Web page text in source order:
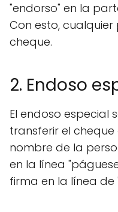
"endorso" en la
Con esto,
cheque.
2. Endoso
El endoso especial
transferir el
nombre de la
en la línea
firma en la línea de